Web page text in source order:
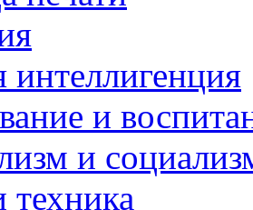
интеллигенция
и
и
техника